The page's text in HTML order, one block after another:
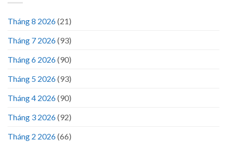
Tháng 8 2026(21)
Tháng 7 2026(93)
Tháng 6 2026(90)
Tháng 5 2026(93)
Tháng 4 2026(90)
Tháng 3 2026(92)
Tháng 2 2026(66)